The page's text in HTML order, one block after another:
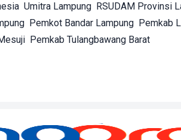
Umitra Lampung RSUDAM Provinsi
Pemkot Bandar Lampung Pemkab
Pemkab Tulangbawang Barat